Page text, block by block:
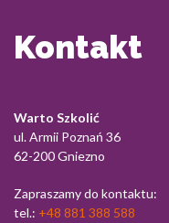
Kontakt
Warto Szkolić
ul. Armii Poznań 36
62-200 Gniezno
Zapraszamy do kontaktu:
tel.: +48 881 388 588